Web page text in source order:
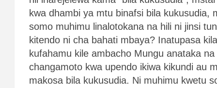
kwa dhambi ya mtu binafsi bila kukusudia,
somo muhimu linalotokana na hili ni jinsi
kitendo ni cha bahati mbaya? Inatupasa
kufahamu kile ambacho Mungu anataka
changamoto kwa upendo ikiwa kikundi au
makosa bila kukusudia. Ni muhimu kwetu